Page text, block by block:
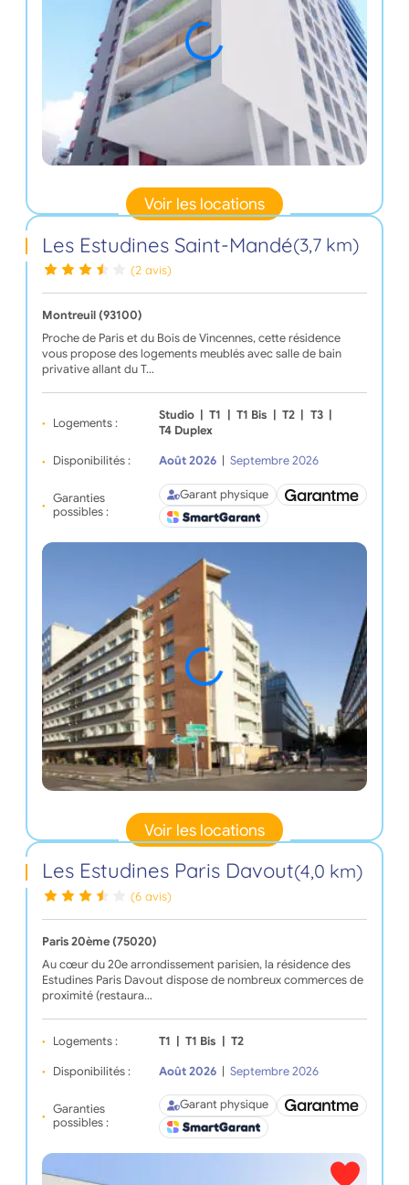
Voir les locations
Les Estudines Saint-Mandé(3,7 km)
(2 avis)
Montreuil (93100)
Proche de Paris et du Bois de Vincennes, cette résidence
vous propose des logements meublés avec salle de bain
privative allant du T…
Logements :
Studio T1 T1 Bis T2 T3
T4 Duplex
Disponibilités : Août 2026 Septembre 2026
Garanties
possibles :
Garant physique
Voir les locations
Les Estudines Paris Davout(4,0 km)
(6 avis)
Paris 20ème (75020)
Au cœur du 20e arrondissement parisien, la résidence des
Estudines Paris Davout dispose de nombreux commerces de
proximité (restaura…
Logements : T1 T1 Bis T2
Disponibilités : Août 2026 Septembre 2026
Garanties
possibles :
Garant physique